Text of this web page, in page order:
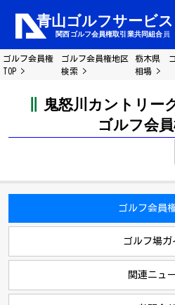
ゴルフ会員権
TOP
ゴルフ会員権地区
検索
栃木県
相場
鬼怒川カントリー
ゴルフ会
ゴルフ会員
ゴルフ場ガ
関連ニュ